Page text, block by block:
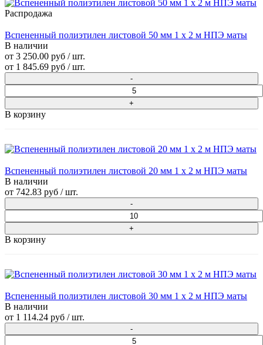
Распродажа
Вспененный полиэтилен листовой 50 мм 1 х 2 м НПЭ маты
В наличии
от 3 250.00 руб / шт.
от 1 845.69 руб / шт.
В корзину
Вспененный полиэтилен листовой 20 мм 1 х 2 м НПЭ маты
В наличии
от 742.83 руб / шт.
В корзину
Вспененный полиэтилен листовой 30 мм 1 х 2 м НПЭ маты
В наличии
от 1 114.24 руб / шт.